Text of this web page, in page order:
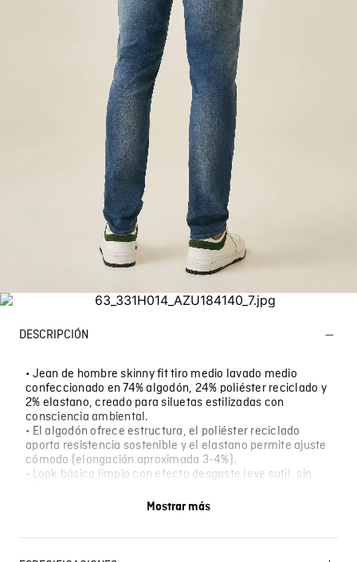
DESCRIPCIÓN
• Jean de hombre skinny fit tiro medio lavado medio
confeccionado en 74% algodón, 24% poliéster reciclado y
2% elastano, creado para siluetas estilizadas con
consciencia ambiental.
• El algodón ofrece estructura, el poliéster reciclado
aporta resistencia sostenible y el elastano permite ajuste
cómodo (elongación aproximada 3-4%).
• Look básico limpio con efecto desgaste leve sutil, sin
Mostrar más